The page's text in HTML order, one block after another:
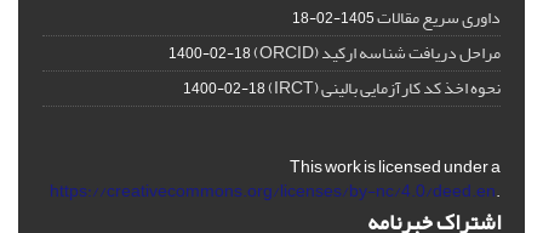
داوری سریع مقالات1405-02-18
مراحل دریافت شناسه ارکید (ORCID) 1400-02-18
نحوه اخذ کد کارآزمایی بالینی (IRCT) 1400-02-18
This work is licensed under a
https://creativecommons.org/licenses/by-nc/4.0/deed.en.
اشتراک خبرنامه